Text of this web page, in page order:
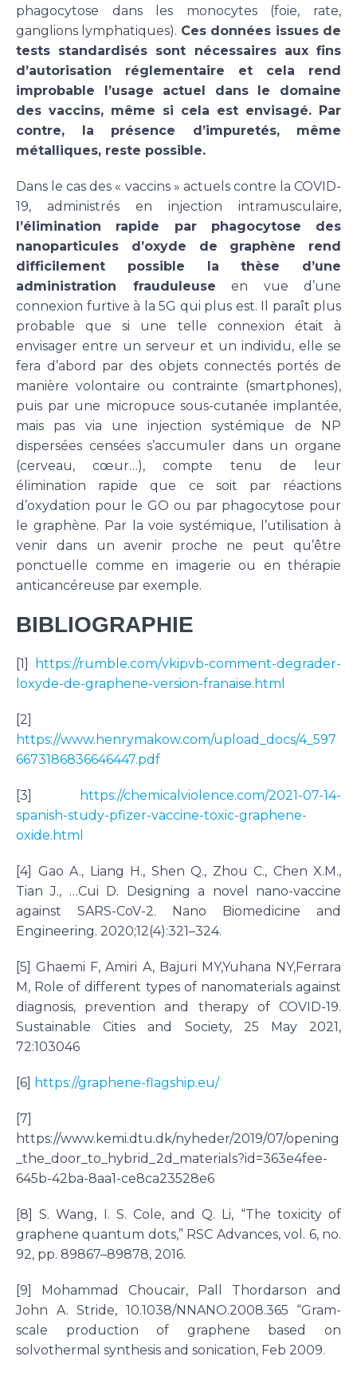
phagocytose dans les monocytes (foie, rate,
ganglions lymphatiques). Ces données issues de
tests standardisés sont nécessaires aux fins
d’autorisation réglementaire et cela rend
improbable l’usage actuel dans le domaine
des vaccins, même si cela est envisagé. Par
contre, la présence d’impuretés, même
métalliques, reste possible.
Dans le cas des « vaccins » actuels contre la COVID-
19, administrés en injection intramusculaire,
l’élimination rapide par phagocytose des
nanoparticules d’oxyde de graphène rend
difficilement possible la thèse d’une
administration frauduleuse en vue d’une
connexion furtive à la 5G qui plus est. Il paraît plus
probable que si une telle connexion était à
envisager entre un serveur et un individu, elle se
fera d’abord par des objets connectés portés de
manière volontaire ou contrainte (smartphones),
puis par une micropuce sous-cutanée implantée,
mais pas via une injection systémique de NP
dispersées censées s’accumuler dans un organe
(cerveau, cœur…), compte tenu de leur
élimination rapide que ce soit par réactions
d’oxydation pour le GO ou par phagocytose pour
le graphène. Par la voie systémique, l’utilisation à
venir dans un avenir proche ne peut qu’être
ponctuelle comme en imagerie ou en thérapie
anticancéreuse par exemple.
BIBLIOGRAPHIE
[1]
https://rumble.com/vkipvb-comment-degrader-
loxyde-de-graphene-version-franaise.html
[2]
https://www.henrymakow.com/upload_docs/4_597
6673186836646447.pdf
[3]
https://chemicalviolence.com/2021-07-14-
spanish-study-pfizer-vaccine-toxic-graphene-
oxide.html
[4] Gao A., Liang H., Shen Q., Zhou C., Chen X.M.,
Tian J., …Cui D. Designing a novel nano-vaccine
against SARS-CoV-2. Nano Biomedicine and
Engineering. 2020;12(4):321–324.
[5] Ghaemi F, Amiri A, Bajuri MY,Yuhana NY,Ferrara
M, Role of different types of nanomaterials against
diagnosis, prevention and therapy of COVID-19.
Sustainable Cities and Society, 25 May 2021,
72:103046
[6] https://graphene-flagship.eu/
[7]
https://www.kemi.dtu.dk/nyheder/2019/07/opening
_the_door_to_hybrid_2d_materials?id=363e4fee-
645b-42ba-8aa1-ce8ca23528e6
[8] S. Wang, I. S. Cole, and Q. Li, “The toxicity of
graphene quantum dots,” RSC Advances, vol. 6, no.
92, pp. 89867–89878, 2016.
[9] Mohammad Choucair, Pall Thordarson and
John A. Stride, 10.1038/NNANO.2008.365 “Gram-
scale production of graphene based on
solvothermal synthesis and sonication, Feb 2009.